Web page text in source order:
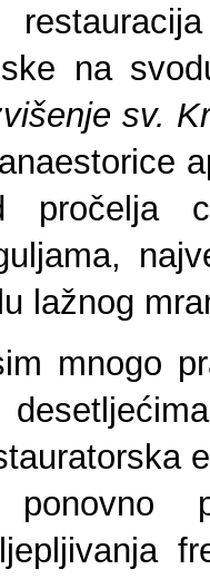
na
sv.
pročelja
lažnog
mnogo